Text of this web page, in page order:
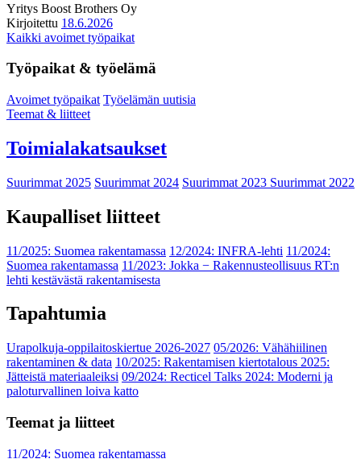
Yritys Boost Brothers Oy
Kirjoitettu 18.6.2026
Kaikki avoimet työpaikat
Työpaikat & työelämä
Avoimet työpaikat Työelämän uutisia
Teemat & liitteet
Toimialakatsaukset
Suurimmat 2025 Suurimmat 2024 Suurimmat 2023 Suurimmat 2022
Kaupalliset liitteet
11/2025: Suomea rakentamassa 12/2024: INFRA-lehti 11/2024:
Suomea rakentamassa 11/2023: Jokka − Rakennusteollisuus RT:n
lehti kestävästä rakentamisesta
Tapahtumia
Urapolkuja-oppilaitoskiertue 2026-2027 05/2026: Vähähiilinen
rakentaminen & data 10/2025: Rakentamisen kiertotalous 2025:
Jätteistä materiaaleiksi 09/2024: Recticel Talks 2024: Moderni ja
paloturvallinen loiva katto
Teemat ja liitteet
11/2024: Suomea rakentamassa